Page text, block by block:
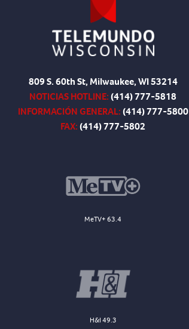
809 S. 60th St, Milwaukee, WI 53214
NOTICIAS HOTLINE:(414) 777-5818
INFORMACIÓN GENERAL:(414) 777-5800
FAX:(414) 777-5802
MeTV+ 63.4
H&I 49.3